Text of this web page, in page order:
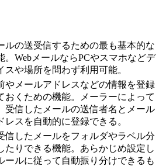
ルの送受信するための最も基本的な
。WebメールならPCやスマホなどデ
スや場所を問わず利用可能。
やメールアドレスなどの情報を登録
おくための機能。メーラーによって
受信したメールの送信者名とメール
レスを自動的に登録できる。
信したメールをフォルダやラベル分
たりできる機能。あらかじめ設定し
ールに従って自動振り分けできるも